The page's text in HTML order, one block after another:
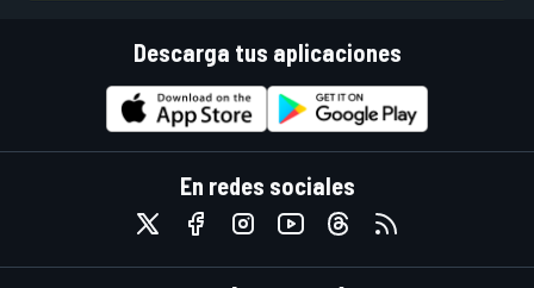
Descarga tus aplicaciones
En redes sociales